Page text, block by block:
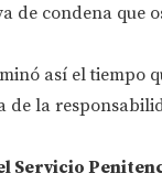
de condena que
así el tiempo
de la
Servicio